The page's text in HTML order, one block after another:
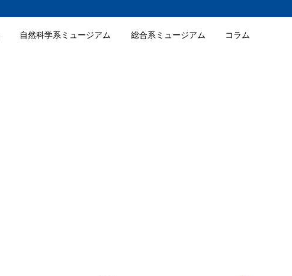
自然科学系ミュージアム 総合系ミュージアム コラム